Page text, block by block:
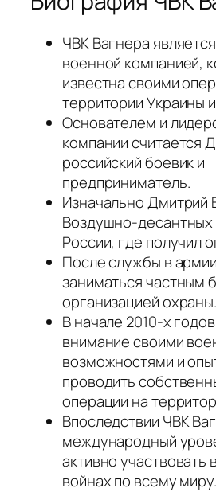
ЧВК Вагнера
военной компанией,
известна своими
территории Украины
Основателем и
компании считается
российский боевик и
предприниматель.
Изначально Дмитрий
Воздушно-десантных
России, где получил
После службы в
заниматься частным
организацией охраны.
В начале 2010-х
внимание своими
возможностями и
проводить
операции на
Впоследствии ЧВК
международный
активно участвовать
войнах по всему миру.